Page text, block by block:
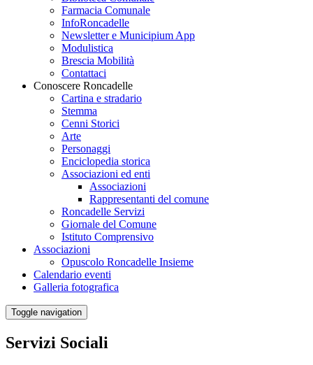
Farmacia Comunale
InfoRoncadelle
Newsletter e Municipium App
Modulistica
Brescia Mobilità
Contattaci
Conoscere Roncadelle
Cartina e stradario
Stemma
Cenni Storici
Arte
Personaggi
Enciclopedia storica
Associazioni ed enti
Associazioni
Rappresentanti del comune
Roncadelle Servizi
Giornale del Comune
Istituto Comprensivo
Associazioni
Opuscolo Roncadelle Insieme
Calendario eventi
Galleria fotografica
Toggle navigation
Servizi Sociali